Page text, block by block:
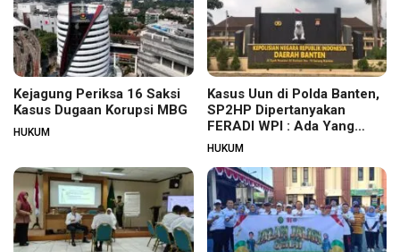
Kejagung Periksa 16 Saksi
Kasus Dugaan Korupsi MBG
HUKUM
Kasus Uun di Polda Banten,
SP2HP Dipertanyakan
FERADI WPI : Ada Yang
Tidak Beres?
HUKUM